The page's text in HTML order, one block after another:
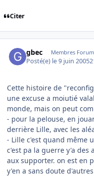
Citer
gbec Membres Forum
Posté(e) le 9 juin 2005
Cette histoire de
une excuse a moiutié
monde, mais on peut
- pour la pelouse, en
derrière Lille, avec les
- Lille c'est quand même
c'est pa la guerre y'a des
aux supporter. on est en
y'en a sans doute